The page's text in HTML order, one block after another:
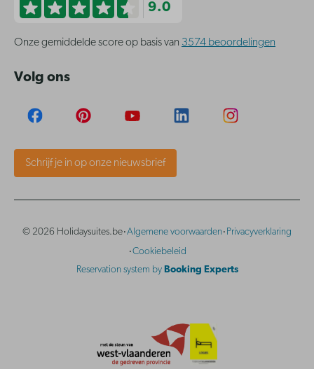
9.0
Onze gemiddelde score op basis van 3574 beoordelingen
Volg ons
Schrijf je in op onze nieuwsbrief
© 2026 Holidaysuites.be·Algemene voorwaarden· Privacyverklaring
·Cookiebeleid
Reservation system by Booking Experts